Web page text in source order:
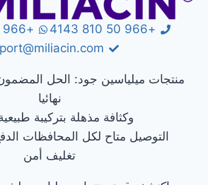
+966 50 810 4143
+966 50 810 4143
منتجات ميلياسين جود: الحل
نهائيا
وكثافة مذهلة بتركيبة طبيعية
التوصيل متاح لكل المحافظات
تغليف أمن